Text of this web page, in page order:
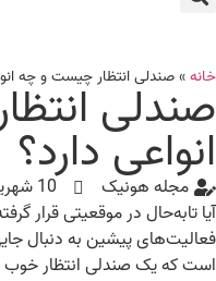
»صندلی انتظار چیست و چه
دارد؟مجله هونیک
10 شهریور 1402
تابه‌حال در موقعیتی قرار
پیشین به دنبال
که یک صندلی انتظار خوب